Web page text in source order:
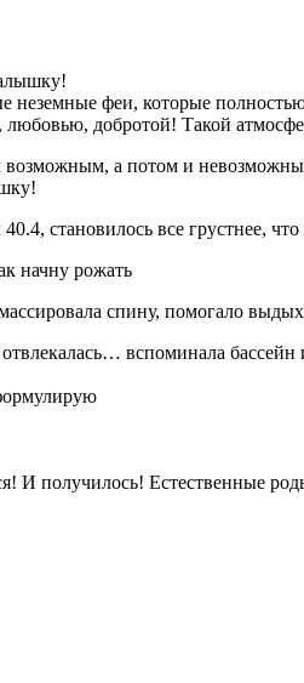
феи, которые
добротой! Такой
а потом и
становилось все грустнее, что
начну рожать
спину, помогало
вспоминала
И получилось! Естественные